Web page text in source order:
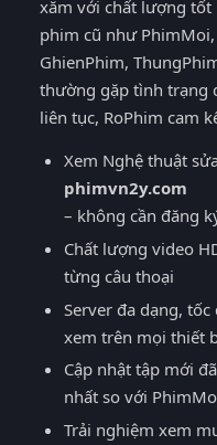
xăm với chất lượng tốt
phim cũ như
GhienPhim,
thường gặp tình trạng
liên tục, RoPhim cam
Xem Nghệ thuật
phimvn2y.com
– không cần đăng
Chất lượng video
từng câu thoại
Server đa dạng,
xem trên mọi thiết
Cập nhật tập mới
nhất so với
Trải nghiệm xem